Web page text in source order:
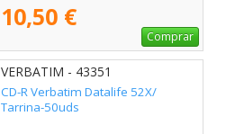
10,50 €
Comprar
VERBATIM - 43351
CD-R Verbatim Datalife 52X/
Tarrina-50uds